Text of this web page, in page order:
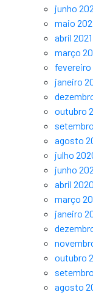
junho
maio
abril 2021
março
fevereiro
janeiro
outubro
agosto
julho
junho
abril 2020
março
janeiro
outubro
agosto